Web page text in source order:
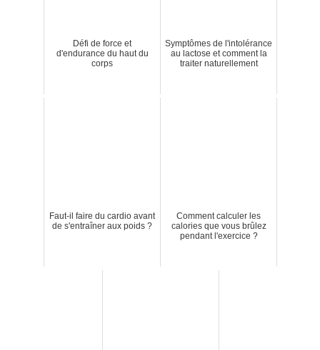
Défi de force et
d'endurance du haut du
corps
Symptômes de l'intolérance
au lactose et comment la
traiter naturellement
Faut-il faire du cardio avant
de s'entraîner aux poids ?
Comment calculer les
calories que vous brûlez
pendant l'exercice ?